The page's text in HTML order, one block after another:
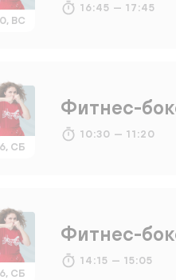
ВС
16:45 — 17:45
СБ
Фитнес-
10:30 — 11:20
СБ
Фитнес-
14:15 — 15:05